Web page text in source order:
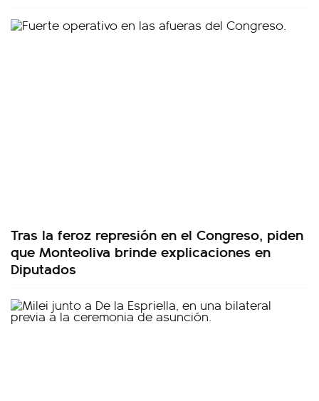
Tras la feroz represión en el Congreso, piden
que Monteoliva brinde explicaciones en
Diputados